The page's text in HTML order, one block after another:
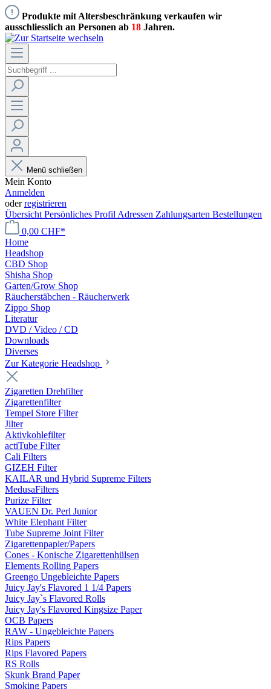
Produkte mit Altersbeschränkung verkaufen wir
ausschliesslich an Personen ab 18 Jahren.
Menü schließen
Mein Konto
Anmelden
oderregistrieren
Übersicht Persönliches Profil Adressen Zahlungsarten Bestellungen
0,00 CHF*
Home
Headshop
CBD Shop
Shisha Shop
Garten/Grow Shop
Räucherstäbchen - Räucherwerk
Zippo Shop
Literatur
DVD / Video / CD
Downloads
Diverses
Zur Kategorie Headshop
Zigaretten Drehfilter
Zigarettenfilter
Tempel Store Filter
Jilter
Aktivkohlefilter
actiTube Filter
Cali Filters
GIZEH Filter
KAILAR und Hybrid Supreme Filters
MedusaFilters
Purize Filter
VAUEN Dr. Perl Junior
White Elephant Filter
Tube Supreme Joint Filter
Zigarettenpapier/Papers
Cones - Konische Zigarettenhülsen
Elements Rolling Papers
Greengo Ungebleichte Papers
Juicy Jay's Flavored 1 1/4 Papers
Juicy Jay`s Flavored Rolls
Juicy Jay's Flavored Kingsize Paper
OCB Papers
RAW - Ungebleichte Papers
Rips Papers
Rips Flavored Papers
RS Rolls
Skunk Brand Paper
Smoking Papers